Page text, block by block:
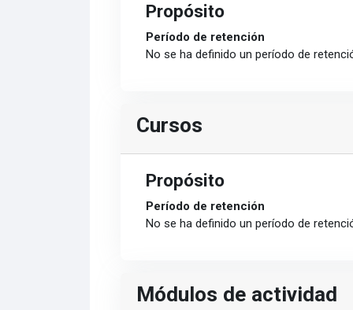
Propósito
Período de retención
No se ha definido un período de
Cursos
Propósito
Período de retención
No se ha definido un período de
Módulos de actividad